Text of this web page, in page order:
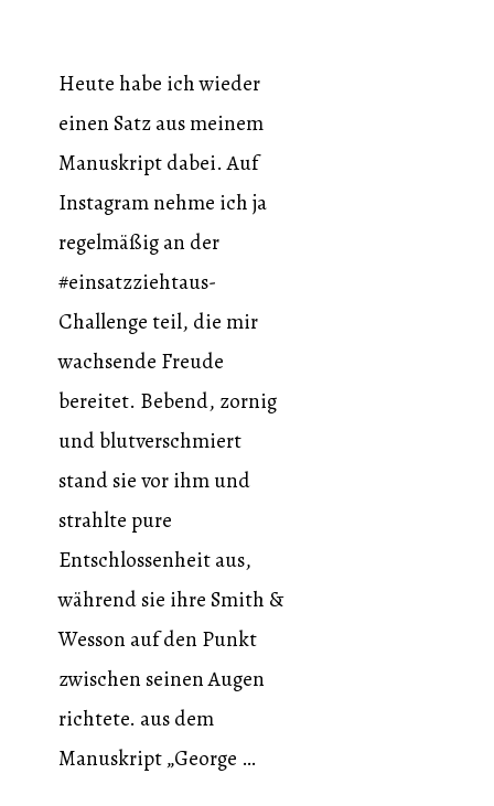
Heute habe ich wieder
einen Satz aus meinem
Manuskript dabei. Auf
Instagram nehme ich ja
regelmäßig an der
#einsatzziehtaus-
Challenge teil, die mir
wachsende Freude
bereitet. Bebend, zornig
und blutverschmiert
stand sie vor ihm und
strahlte pure
Entschlossenheit aus,
während sie ihre Smith &
Wesson auf den Punkt
zwischen seinen Augen
richtete. aus dem
Manuskript „George …